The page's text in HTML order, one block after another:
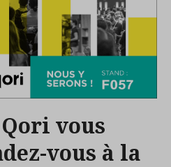
vous
vous à la